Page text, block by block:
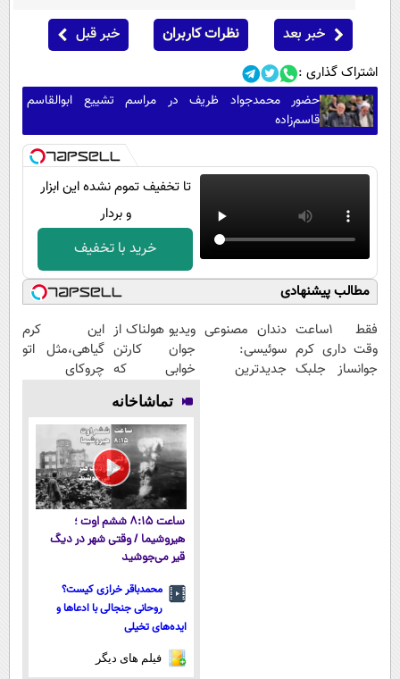
خبر بعد نظرات کاربران خبر قبل
اشتراک گذاری :
حضور محمدجواد ظریف در مراسم تشییع ابوالقاسم
قاسم‌زاده
تا تخفیف تموم نشده این ابزار
و بردار
خرید با تخفیف
مطالب پیشنهادی
فقط 1ساعت
وقت داری کرم
جوانساز جلبک
دندان مصنوعی
سوئیسی:
جدیدترین
ویدیو هولناک از
جوان کارتن
خوابی که
میلیاردر شد.
آموزش رایگان
این کرم
گیاهی،مثل اتو
چروکای
تماشاخانه
ساعت ۸:۱۵ ششم اوت ؛
هیروشیما / وقتی شهر در دیگ
قیر می‌جوشید
محمدباقر خرازی کیست؟
روحانی جنجالی با ادعاها و
ایده‌های تخیلی
فیلم های دیگر